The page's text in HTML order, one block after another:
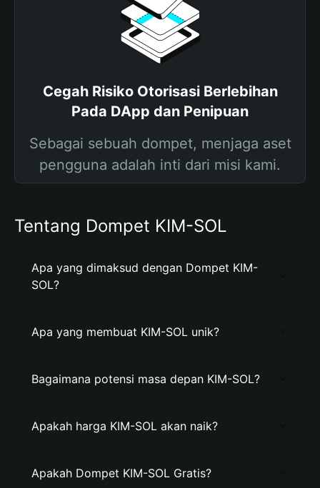
Cegah Risiko Otorisasi Berlebihan
Pada DApp dan Penipuan
Sebagai sebuah dompet, menjaga aset
pengguna adalah inti dari misi kami.
Tentang Dompet KIM-SOL
Apa yang dimaksud dengan Dompet KIM-
SOL?
Apa yang membuat KIM-SOL unik?
Bagaimana potensi masa depan KIM-SOL?
Apakah harga KIM-SOL akan naik?
Apakah Dompet KIM-SOL Gratis?